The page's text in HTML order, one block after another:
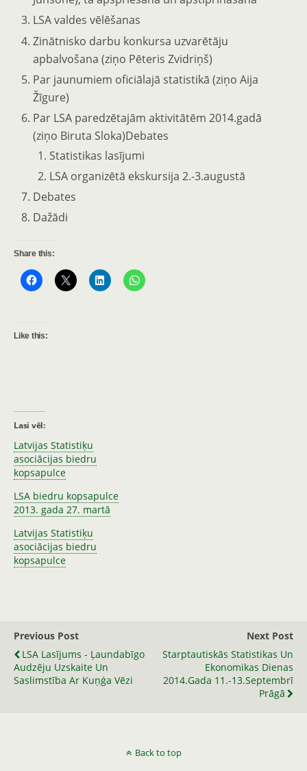
LSA valdes vēlēšanas
Zinātnisko darbu konkursa uzvarētāju
apbalvošana (ziņo Pēteris Zvidriņš)
Par jaunumiem oficiālajā statistikā (ziņo Aija
Žīgure)
Par LSA paredzētajām aktivitātēm 2014.gadā
(ziņo Biruta Sloka)Debates
Statistikas lasījumi
LSA organizētā ekskursija 2.-3.augustā
Debates
Dažādi
Share this:
Like this:
Lasi vēl:
Latvijas Statistiķu
asociācijas biedru
kopsapulce
LSA biedru kopsapulce
2013. gada 27. martā
Latvijas Statistiķu
asociācijas biedru
kopsapulce
Previous Post
LSA Lasījums - Ļaundabīgo
Audzēju Uzskaite Un
Saslimstība Ar Kuņģa Vēzi
Next Post
Starptautiskās Statistikas Un
Ekonomikas Dienas
2014.gada 11.-13.septembrī
Prāgā
Back to top